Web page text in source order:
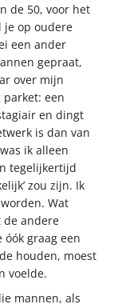
de 50, voor het
je op oudere
een ander
gepraat,
over mijn
een
en dingt
is dan van
ik alleen
tegelijkertijd
zou zijn. Ik
Wat
de andere
graag een
houden, moest
voelde.
mannen, als